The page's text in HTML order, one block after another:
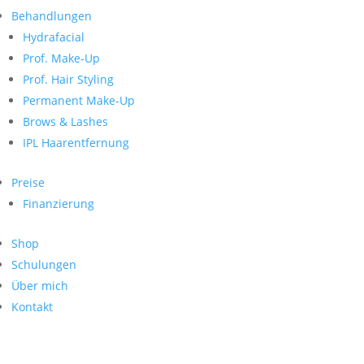
Behandlungen
Hydrafacial
Prof. Make-Up
Prof. Hair Styling
Permanent Make-Up
Brows & Lashes
IPL Haarentfernung
Preise
Finanzierung
Shop
Schulungen
Über mich
Kontakt
nach:
Neueste Kommentare
Archiv
Kategorien
Keine Kategorien
Meta
Anmelden
Feed der Einträge
WordPress.org
Search
nach:
Archive
Kontakt
Impressum
Datenschutz